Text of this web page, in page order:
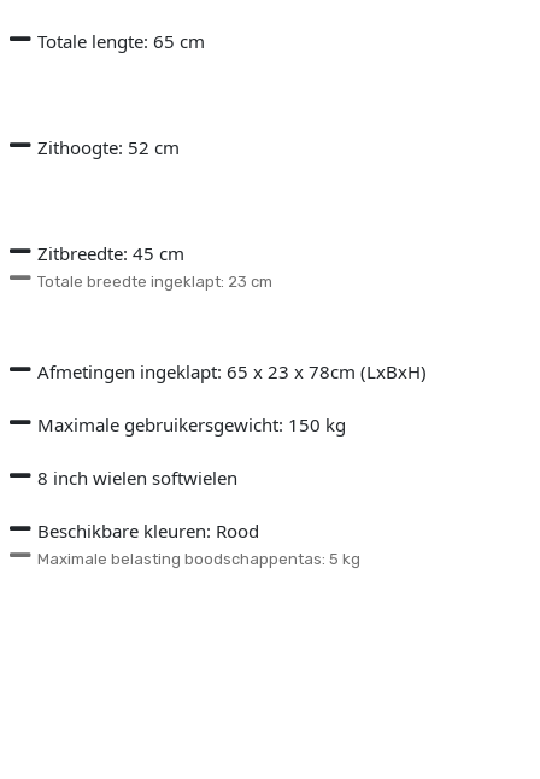
Totale lengte: 65 cm
Zithoogte: 52 cm
Zitbreedte: 45 cm
Totale breedte ingeklapt: 23 cm
Afmetingen ingeklapt: 65 x 23 x 78cm (LxBxH)
Maximale gebruikersgewicht: 150 kg
8 inch wielen softwielen
Beschikbare kleuren: Rood
Maximale belasting boodschappentas: 5 kg